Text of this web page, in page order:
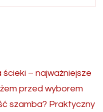
– najważniejsze
przed wyborem
szamba? Praktyczny